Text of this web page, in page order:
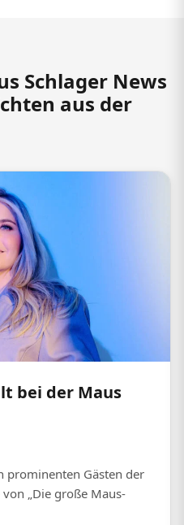
Schlager News
aus der
bei der Maus
prominenten Gästen der
„Die große Maus-